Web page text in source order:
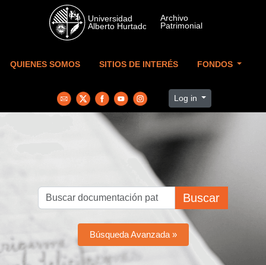
Skip to main content
QUIENES SOMOS SITIOS DE INTERÉS FONDOS
Log in
Buscar
Búsqueda Avanzada »